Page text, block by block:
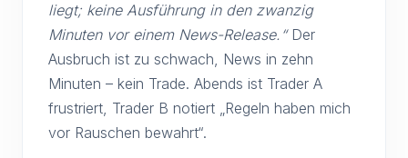
liegt; keine Ausführung in den zwanzig
Minuten vor einem News-Release.“Der
Ausbruch ist zu schwach, News in zehn
Minuten – kein Trade. Abends ist Trader A
frustriert, Trader B notiert „Regeln haben mich
vor Rauschen bewahrt“.